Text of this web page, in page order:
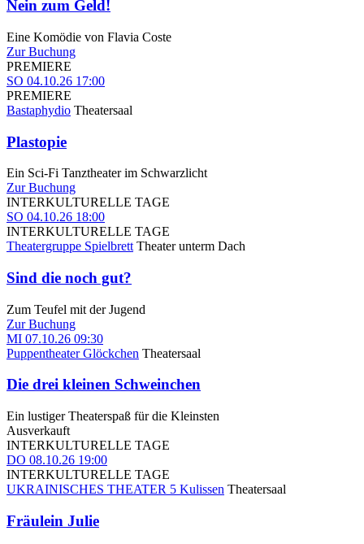
Nein zum Geld!
Eine Komödie von Flavia Coste
Zur Buchung
PREMIERE
SO 04.10.26 17:00
PREMIERE
Bastaphydio Theatersaal
Plastopie
Ein Sci-Fi Tanztheater im Schwarzlicht
Zur Buchung
INTERKULTURELLE TAGE
SO 04.10.26 18:00
INTERKULTURELLE TAGE
Theatergruppe Spielbrett Theater unterm Dach
Sind die noch gut?
Zum Teufel mit der Jugend
Zur Buchung
MI 07.10.26 09:30
Puppentheater Glöckchen Theatersaal
Die drei kleinen Schweinchen
Ein lustiger Theaterspaß für die Kleinsten
Ausverkauft
INTERKULTURELLE TAGE
DO 08.10.26 19:00
INTERKULTURELLE TAGE
UKRAINISCHES THEATER 5 Kulissen Theatersaal
Fräulein Julie